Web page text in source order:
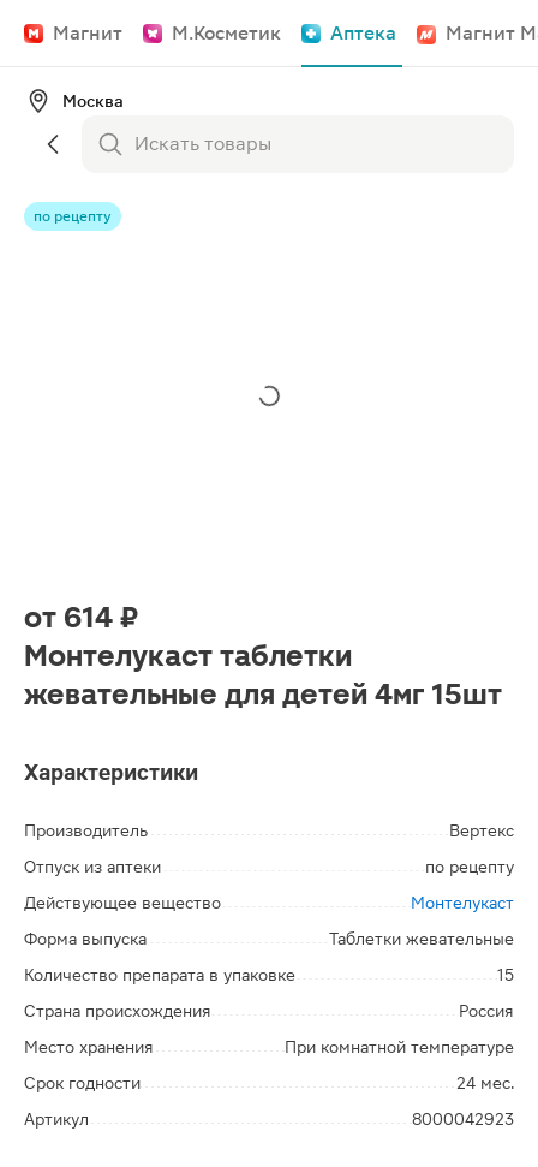
Магнит М.Косметик Аптека Магнит
Москва
по рецепту
от 614 ₽
Монтелукаст таблетки
жевательные для детей 4мг 15шт
Характеристики
Производитель
Вертекс
Отпуск из аптеки
по рецепту
Действующее вещество
Монтелукаст
Форма выпуска
Таблетки жевательные
Количество препарата в упаковке
15
Страна происхождения
Россия
Место хранения
При комнатной температуре
Срок годности
24 мес.
Артикул
8000042923